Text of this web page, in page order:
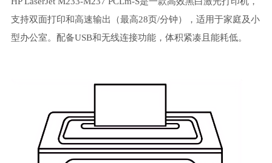
支持双面打印和高速输出（最高28页/分钟），适用于家庭及小
型办公室。配备USB和无线连接功能，体积紧凑且能耗低。